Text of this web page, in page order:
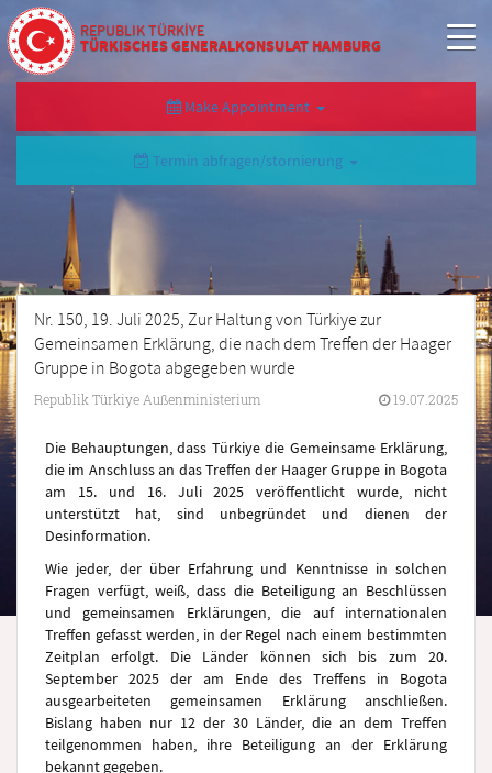
REPUBLIK TÜRKİYE
TÜRKISCHES GENERALKONSULAT HAMBURG
Make Appointment
Termin abfragen/stornierung
Nr. 150, 19. Juli 2025, Zur Haltung von Türkiye zur
Gemeinsamen Erklärung, die nach dem Treffen der Haager
Gruppe in Bogota abgegeben wurde
Republik Türkiye Außenministerium 19.07.2025
Die Behauptungen, dass Türkiye die Gemeinsame Erklärung,
die im Anschluss an das Treffen der Haager Gruppe in Bogota
am 15. und 16. Juli 2025 veröffentlicht wurde, nicht
unterstützt hat, sind unbegründet und dienen der
Desinformation.
Wie jeder, der über Erfahrung und Kenntnisse in solchen
Fragen verfügt, weiß, dass die Beteiligung an Beschlüssen
und gemeinsamen Erklärungen, die auf internationalen
Treffen gefasst werden, in der Regel nach einem bestimmten
Zeitplan erfolgt. Die Länder können sich bis zum 20.
September 2025 der am Ende des Treffens in Bogota
ausgearbeiteten gemeinsamen Erklärung anschließen.
Bislang haben nur 12 der 30 Länder, die an dem Treffen
teilgenommen haben, ihre Beteiligung an der Erklärung
bekannt gegeben.